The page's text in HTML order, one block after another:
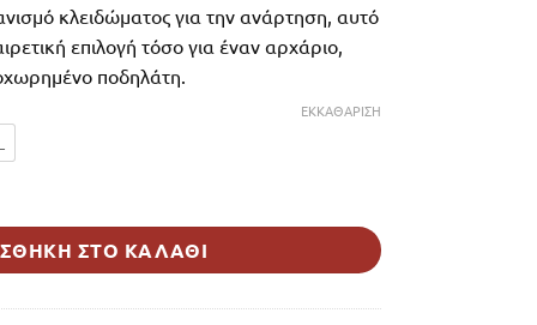
κλειδώματος για την ανάρτηση, αυτό
επιλογή τόσο για έναν αρχάριο,
ποδηλάτη.
ΕΚΚΑΘΆΡΙΣΗ
ΣΤΟ ΚΑΛΆΘΙ